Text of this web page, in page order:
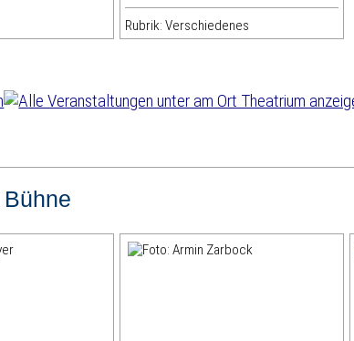
Rubrik: Verschiedenes
Bühne